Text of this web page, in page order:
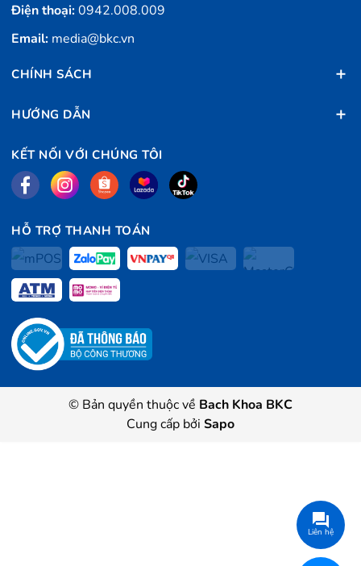
Điện thoại:0942.008.009
Email: media@bkc.vn
CHÍNH SÁCH
HƯỚNG DẪN
KẾT NỐI VỚI CHÚNG TÔI
HỖ TRỢ THANH TOÁN
© Bản quyền thuộc về Bach Khoa BKC
Cung cấp bởi Sapo
Liên hệ